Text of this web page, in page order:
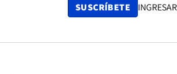
SUSCRÍBETE INGRESAR